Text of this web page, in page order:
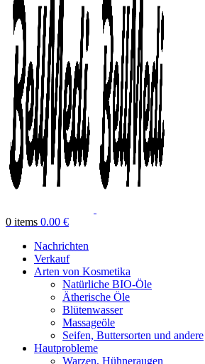
0 items 0.00 €
Nachrichten
Verkauf
Arten von Kosmetika
Natürliche BIO-Öle
Ätherische Öle
Blütenwasser
Massageöle
Seifen, Buttersorten und andere
Hautprobleme
Warzen, Hühneraugen